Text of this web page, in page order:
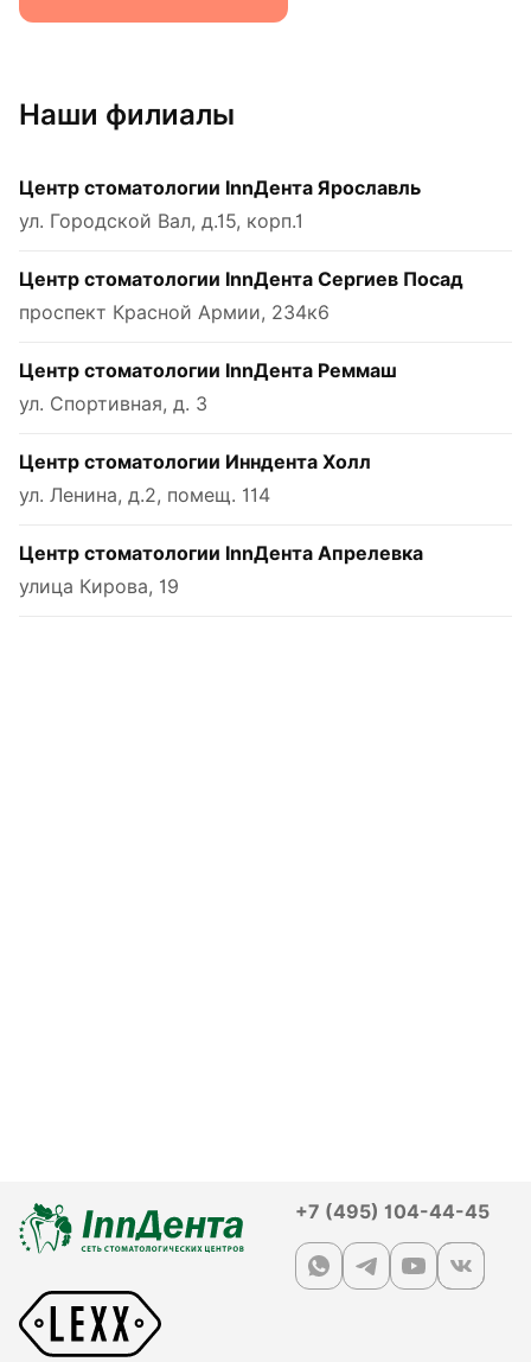
Наши филиалы
Центр стоматологии InnДента Ярославль
ул. Городской Вал, д.15, корп.1
Центр стоматологии InnДента Сергиев Посад
проспект Красной Армии, 234к6
Центр стоматологии InnДента Реммаш
ул. Спортивная, д. 3
Центр стоматологии Инндента Холл
ул. Ленина, д.2, помещ. 114
Центр стоматологии InnДента Апрелевка
улица Кирова, 19
+7 (495) 104-44-45